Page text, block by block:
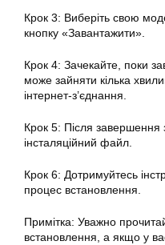
Крок 3: Виберіть свою
кнопку «Завантажити».
Крок 4: Зачекайте, поки
може зайняти кілька
інтернет-з’єднання.
Крок 5: Після завершення
інсталяційний файл.
Крок 6: Дотримуйтесь
процес встановлення.
Примітка: Уважно
встановлення, а якщо у